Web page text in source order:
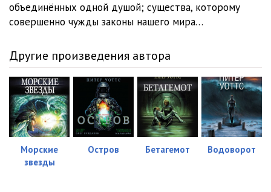
объединённых одной душой; существа, которому
совершенно чужды законы нашего мира…
Другие произведения автора
Морские
звезды
Остров Бетагемот Водоворот